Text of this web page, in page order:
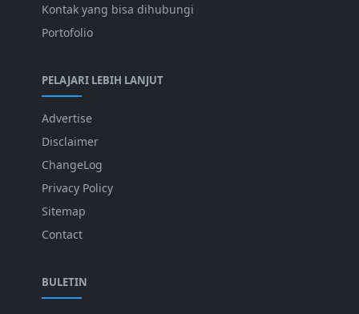
Kontak yang bisa dihubungi
Portofolio
PELAJARI LEBIH LANJUT
Advertise
Disclaimer
ChangeLog
Privacy Policy
Sitemap
Contact
BULETIN